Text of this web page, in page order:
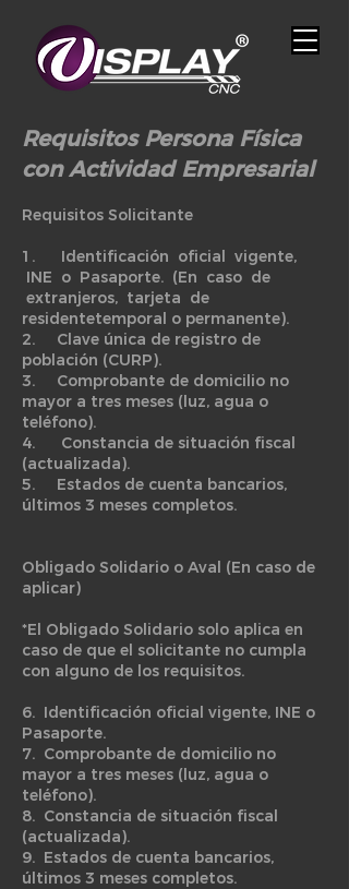
Requisitos Persona Física
con Actividad Empresarial
Requisitos Solicitante
1. Identificación oficial vigente,
INE o Pasaporte. (En caso de
extranjeros, tarjeta de
residentetemporal o permanente).
2. Clave única de registro de
población (CURP).
3. Comprobante de domicilio no
mayor a tres meses (luz, agua o
teléfono).
4. Constancia de situación fiscal
(actualizada).
5. Estados de cuenta bancarios,
últimos 3 meses completos.
Obligado Solidario o Aval (En caso de
aplicar)
*El Obligado Solidario solo aplica en
caso de que el solicitante no cumpla
con alguno de los requisitos.
6. Identificación oficial vigente, INE o
Pasaporte.
7. Comprobante de domicilio no
mayor a tres meses (luz, agua o
teléfono).
8. Constancia de situación fiscal
(actualizada).
9. Estados de cuenta bancarios,
últimos 3 meses completos.